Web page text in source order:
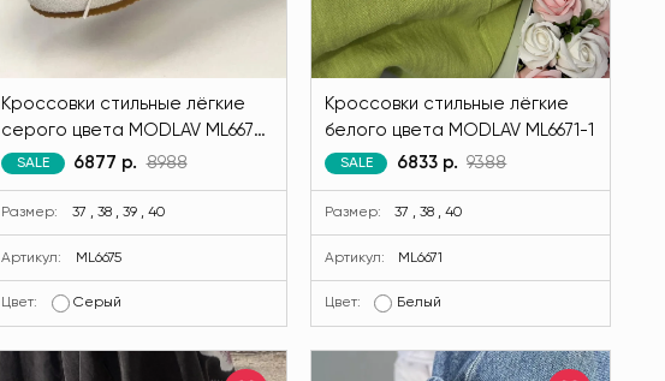
Кроссовки стильные лёгкие
серого цвета MODLAV ML6675-
29SALE 6877 р. 8988
Размер: 37 , 38 , 39 , 40
Артикул: ML6675
Цвет: Серый
Кроссовки стильные лёгкие
белого цвета MODLAV ML6671-1
SALE 6833 р. 9388
Размер: 37 , 38 , 40
Артикул: ML6671
Цвет: Белый